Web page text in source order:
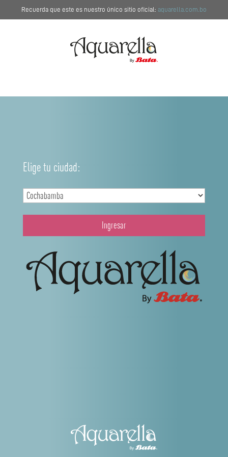
Recuerda que este es nuestro único sitio oficial: aquarella.com.bo
Elige tu ciudad:
Ingresar